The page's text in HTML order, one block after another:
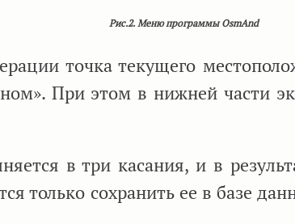
Рис.2. Меню программы OsmAnd
точка текущего
При этом в нижней части
в три касания, и в
только сохранить ее в базе